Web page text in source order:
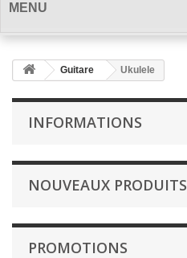
MENU
Guitare Ukulele
INFORMATIONS
NOUVEAUX PRODUITS
PROMOTIONS